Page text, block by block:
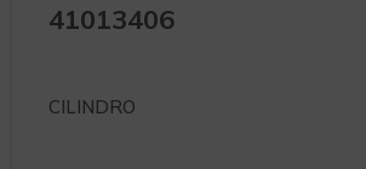
41013406
CILINDRO